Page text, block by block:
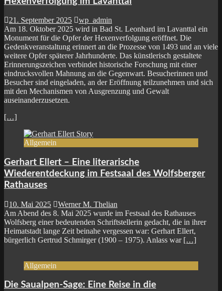
21. September 2025
wp_admin
Am 18. Oktober 2025 wird in Bad St. Leonhard im Lavanttal ein
Monument für die Opfer der Hexenverfolgung eröffnet. Die
Gedenkveranstaltung erinnert an die Prozesse von 1493 und an viele
weitere Opfer späterer Jahrhunderte. Das künstlerisch gestaltete
Erinnerungszeichen verbindet historische Forschung mit einer
eindrucksvollen Mahnung an die Gegenwart. Besucherinnen und
Besucher sind eingeladen, an der Eröffnung teilzunehmen und sich
mit den Mechanismen von Ausgrenzung und Gewalt
auseinanderzusetzen.
[…]
Allgemein
Gerhart Ellert – Eine literarische
Wiederentdeckung im Festsaal des Wolfsberger
Rathauses
10. Mai 2025
Werner M. Thelian
Am Abend des 8. Mai 2025 wurde im Festsaal des Rathauses
Wolfsberg einer bedeutenden Schriftstellerin gedacht, die in ihrer
Heimatstadt lange Zeit beinahe vergessen war: Gerhart Ellert,
bürgerlich Gertrud Schmirger (1900 – 1975). Anlass war […]
Allgemein
Die Saualpen-Sage: Eine Reise in die